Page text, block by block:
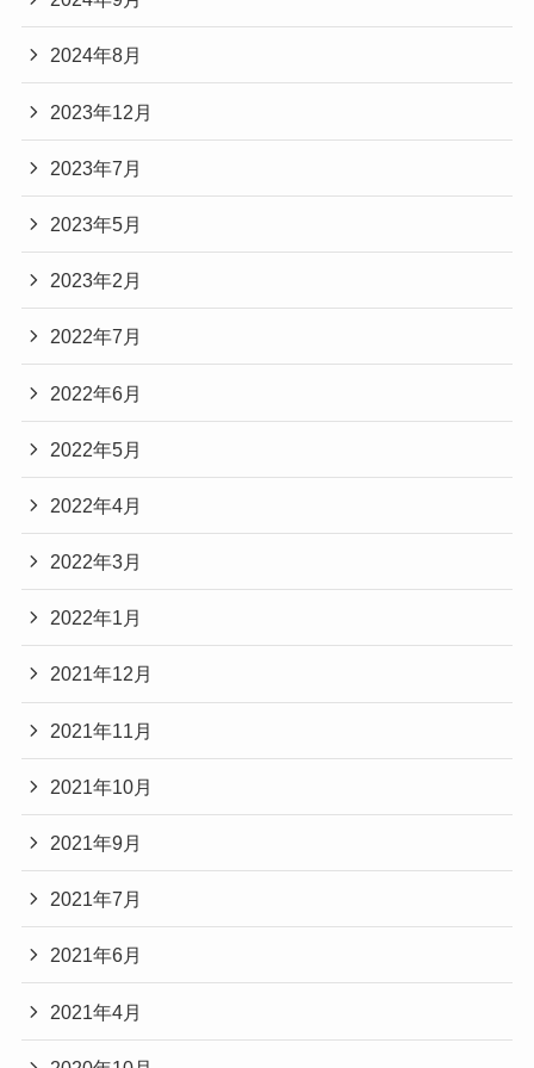
2024年8月
2023年12月
2023年7月
2023年5月
2023年2月
2022年7月
2022年6月
2022年5月
2022年4月
2022年3月
2022年1月
2021年12月
2021年11月
2021年10月
2021年9月
2021年7月
2021年6月
2021年4月